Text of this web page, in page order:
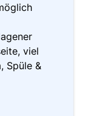
viel
Spüle &